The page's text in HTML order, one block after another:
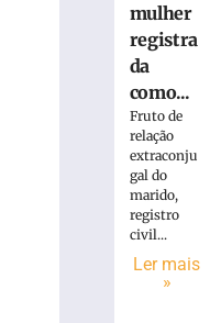
Serra
Rastro
interditada
neste
sábado
mulher
registra
da
como...
Fruto de
relação
extraconju
gal do
marido,
registro
civil...
Ler mais
»